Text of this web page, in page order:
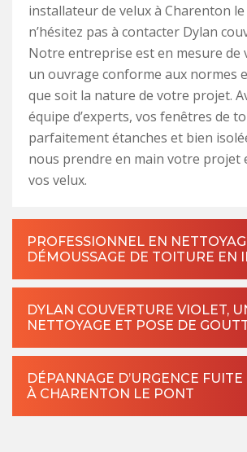
installateur de velux à Charenton
n’hésitez pas à contacter Dylan
Notre entreprise est en mesure de
un ouvrage conforme aux normes
que soit la nature de votre projet.
équipe d’experts, vos fenêtres de
parfaitement étanches et bien
nous prendre en main votre projet
vos velux.
PROFESSIONNEL EN
DÉMOUSSAGE DE TOITURE EN
DYLAN COUVERTURE VIOLET,
NETTOYAGE ET POSE DE
DÉPANNAGE D’URGENCE
À CHARENTON LE PONT